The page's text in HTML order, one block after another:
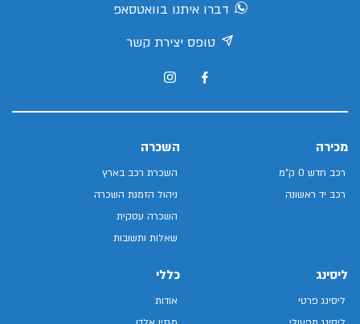
דברו איתנו בוואטסאפ
טופס יצירת קשר
מכירה
רכב חדש 0 ק"מ
רכב יד ראשונה
השכרה
השכרת רכב בארץ
ניהול הזמנת השכרה
השכרה עסקית
שאלות ותשובות
ליסינג
ליסינג פרטי
כללי
אודות